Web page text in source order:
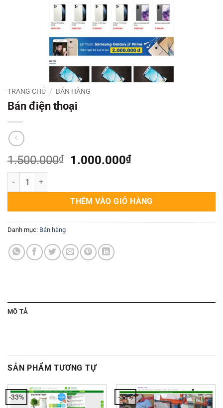
TRANG CHỦ / BÁN HÀNG
Bán điện thoại
1.500.000₫
Giá
1.500.000₫.
1.000.000₫Giá
là:
1.000.000₫.
Bán điện thoại số lượng
THÊM VÀO GIỎ HÀNG
Danh mục: Bán hàng
MÔ TẢ
SẢN PHẨM TƯƠNG TỰ
-33% -33%